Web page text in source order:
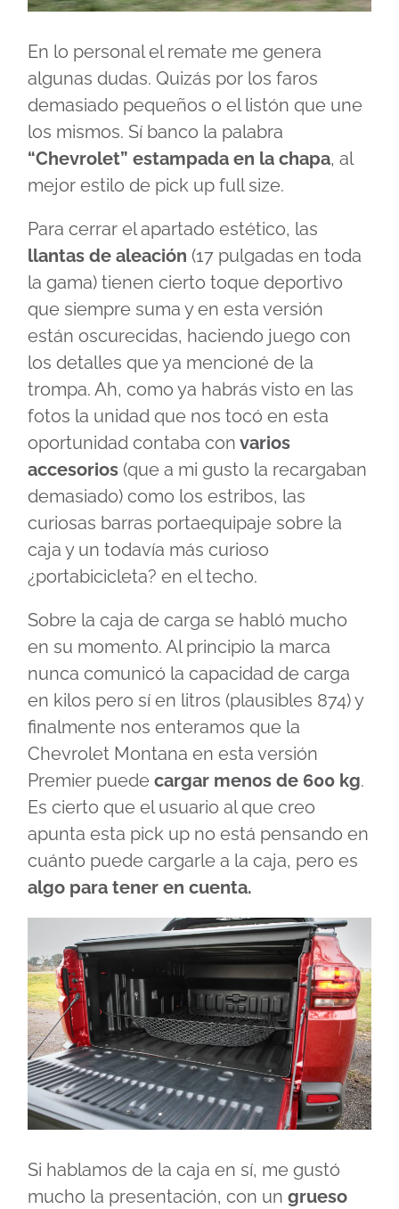
En lo personal el remate me genera
algunas dudas. Quizás por los faros
demasiado pequeños o el listón que une
los mismos. Sí banco la palabra
“Chevrolet” estampada en la chapa, al
mejor estilo de pick up full size.
Para cerrar el apartado estético, las
llantas de aleación (17 pulgadas en toda
la gama) tienen cierto toque deportivo
que siempre suma y en esta versión
están oscurecidas, haciendo juego con
los detalles que ya mencioné de la
trompa. Ah, como ya habrás visto en las
fotos la unidad que nos tocó en esta
oportunidad contaba con varios
accesorios (que a mi gusto la recargaban
demasiado) como los estribos, las
curiosas barras portaequipaje sobre la
caja y un todavía más curioso
¿portabicicleta? en el techo.
Sobre la caja de carga se habló mucho
en su momento. Al principio la marca
nunca comunicó la capacidad de carga
en kilos pero sí en litros (plausibles 874) y
finalmente nos enteramos que la
Chevrolet Montana en esta versión
Premier puede cargar menos de 600 kg.
Es cierto que el usuario al que creo
apunta esta pick up no está pensando en
cuánto puede cargarle a la caja, pero es
algo para tener en cuenta.
Si hablamos de la caja en sí, me gustó
mucho la presentación, con un grueso